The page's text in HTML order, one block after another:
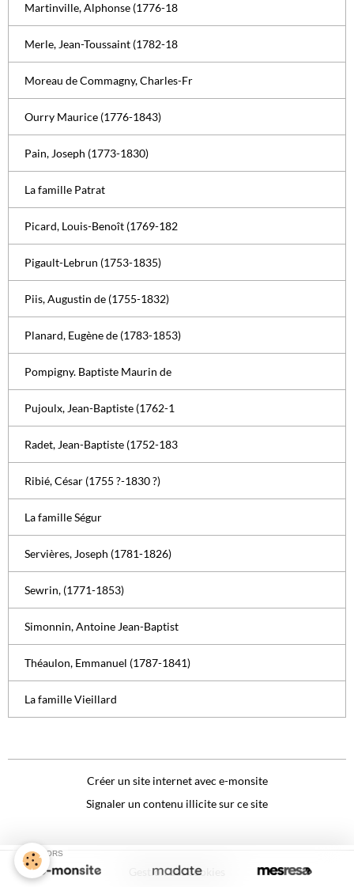
Martinville, Alphonse (1776-18
Merle, Jean-Toussaint (1782-18
Moreau de Commagny, Charles-Fr
Ourry Maurice (1776-1843)
Pain, Joseph (1773-1830)
La famille Patrat
Picard, Louis-Benoît (1769-182
Pigault-Lebrun (1753-1835)
Piis, Augustin de (1755-1832)
Planard, Eugène de (1783-1853)
Pompigny. Baptiste Maurin de
Pujoulx, Jean-Baptiste (1762-1
Radet, Jean-Baptiste (1752-183
Ribié, César (1755 ?-1830 ?)
La famille Ségur
Servières, Joseph (1781-1826)
Sewrin, (1771-1853)
Simonnin, Antoine Jean-Baptist
Théaulon, Emmanuel (1787-1841)
La famille Vieillard
Créer un site internet avec e-monsite
Signaler un contenu illicite sur ce site
Gestion des cookies
SPONSORS